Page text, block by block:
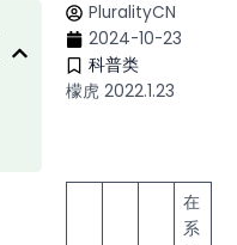
PluralityCN
2024-10-23
科普类
檬虎 2022.1.23
在
系